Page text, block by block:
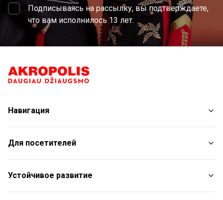
Подписываясь на рассылку, вы подтверждаете,
что вам исполнилось 13 лет.
Навигация
Магазины
Услуги
Рестораны
Для посетителей
План торгового центра
Бесплатные удобства
С животными
Устойчивое развитие
Отчет об устойчивом развитии